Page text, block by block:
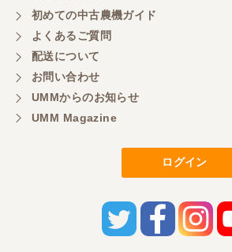
初めての中古農機ガイド
よくあるご質問
配送について
お問い合わせ
UMMからのお知らせ
UMM Magazine
ログイン